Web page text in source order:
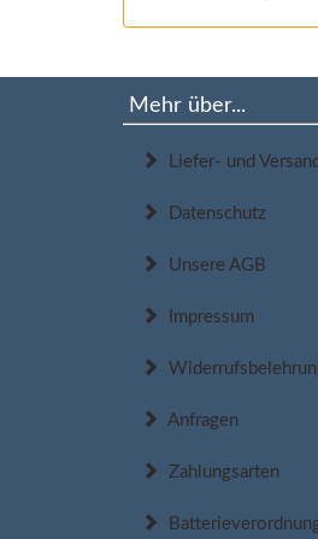
Mehr über...
Liefer- und
Datenschutz
Unsere AGB
Impressum
Anfragen
Zahlungsarten